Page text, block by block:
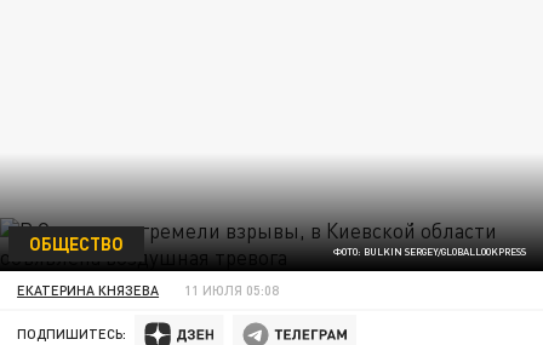
ФОТО: BULKIN SERGEY/GLOBALLOOKPRESS
ОБЩЕСТВО
ЕКАТЕРИНА КНЯЗЕВА 11 ИЮЛЯ 05:08
ПОДПИШИТЕСЬ: